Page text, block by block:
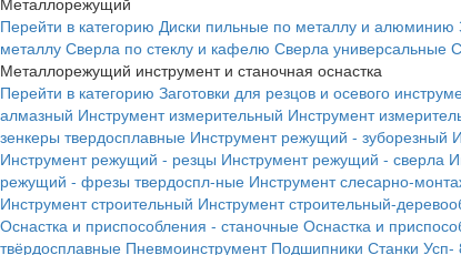
Перейти в категорию Диски пильные по металлу и алюминию
металлу Сверла по стеклу и кафелю Сверла универсальные
Металлорежущий инструмент и станочная оснастка
Перейти в категорию Заготовки для резцов и осевого
алмазный Инструмент измерительный Инструмент
зенкеры твердосплавные Инструмент режущий - зуборезный
Инструмент режущий - резцы Инструмент режущий - сверла
режущий - фрезы твердоспл-ные Инструмент слесарно-
Инструмент строительный Инструмент строительный-
Оснастка и приспособления - станочные Оснастка и
твёрдосплавные Пневмоинструмент Подшипники Станки Усп-